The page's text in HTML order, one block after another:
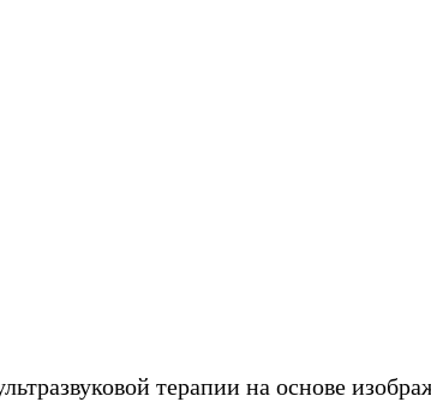
терапии на основе